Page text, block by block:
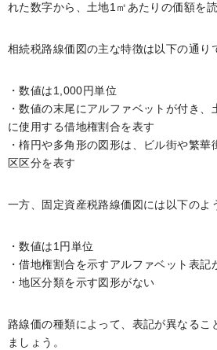
れた数字から、土地1㎡あたりの価額を読
相続税路線価図の主な特徴は以下の通り
・数値は1,000円単位
・数値の末尾にアルファベットが付き
に使用する借地権割合を表す
・楕円や多角形の図形は、ビル街や繁
区区分を表す
一方、固定資産税路線価図には以下のよ
・数値は1円単位
・借地権割合を示すアルファベット表記
・地区分類を示す図形がない
路線価の種類によって、表記が異なるこ
ましょう。